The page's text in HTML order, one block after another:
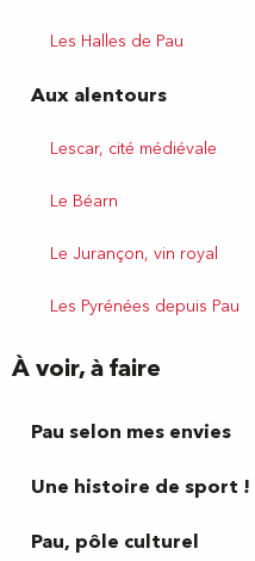
Les Halles de Pau
Aux alentours
Lescar, cité médiévale
Le Béarn
Le Jurançon, vin royal
Les Pyrénées depuis Pau
À voir, à faire
Pau selon mes envies
Une histoire de sport !
Pau, pôle culturel
réduite
Glacier
64000 Pau
train !